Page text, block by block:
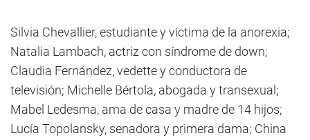
Silvia Chevallier, estudiante y víctima de la anorexia;
Natalia Lambach, actriz con síndrome de down;
Claudia Fernández, vedette y conductora de
televisión; Michelle Bértola, abogada y transexual;
Mabel Ledesma, ama de casa y madre de 14 hijos;
Lucía Topolansky, senadora y primera dama; China